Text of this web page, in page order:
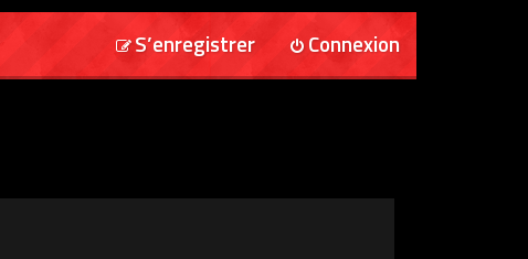
Connexion
S’enregistrer